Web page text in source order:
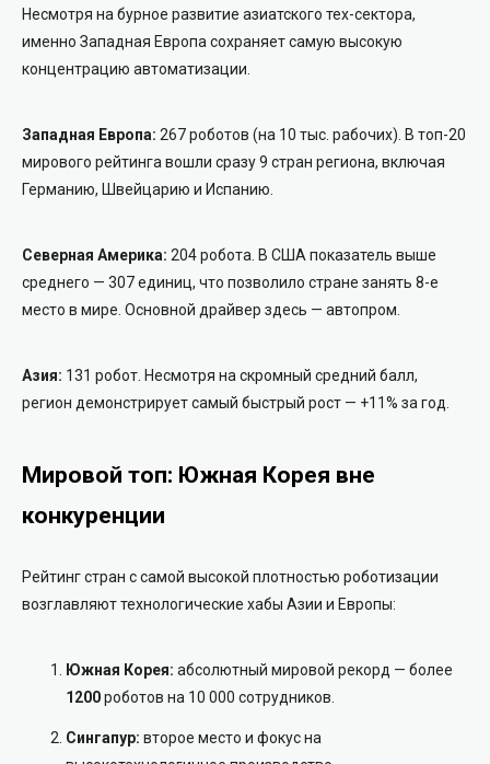
Несмотря на бурное развитие азиатского тех-сектора,
именно Западная Европа сохраняет самую высокую
концентрацию автоматизации.
Западная Европа: 267 роботов (на 10 тыс. рабочих). В топ-20
мирового рейтинга вошли сразу 9 стран региона, включая
Германию, Швейцарию и Испанию.
Северная Америка: 204 робота. В США показатель выше
среднего — 307 единиц, что позволило стране занять 8-е
место в мире. Основной драйвер здесь — автопром.
Азия: 131 робот. Несмотря на скромный средний балл,
регион демонстрирует самый быстрый рост — +11% за год.
Мировой топ: Южная Корея вне
конкуренции
Рейтинг стран с самой высокой плотностью роботизации
возглавляют технологические хабы Азии и Европы:
Южная Корея: абсолютный мировой рекорд — более
1200роботов на 10 000 сотрудников.
Сингапур: второе место и фокус на